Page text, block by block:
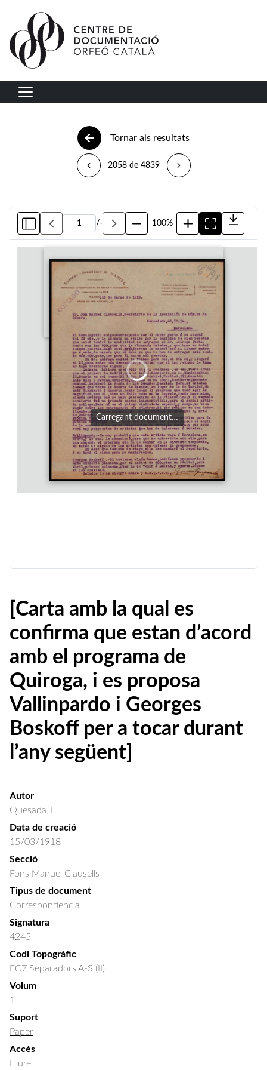
Vés al contingut
Navegació principal
Tornar als resultats
2058 de 4839
/- 100%
Carregant document…
[Carta amb la qual es
confirma que estan d’acord
amb el programa de
Quiroga, i es proposa
Vallinpardo i Georges
Boskoff per a tocar durant
l’any següent]
Autor
Quesada, E.
Data de creació
15/03/1918
Secció
Fons Manuel Clausells
Tipus de document
Correspondència
Signatura
4245
Codi Topogràfic
FC7 Separadors A-S (II)
Volum
1
Suport
Paper
Accés
Lliure